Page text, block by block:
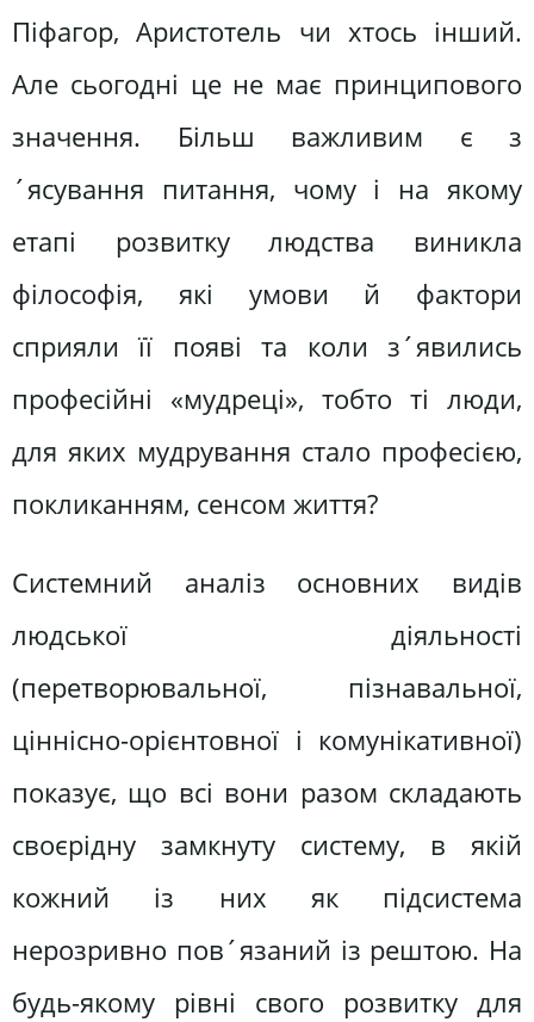
Піфагор, Аристотель чи хтось інший.
Але сьогодні це не має принципового
значення. Більш важливим є з
´ясування питання, чому і на якому
етапі розвитку людства виникла
філософія, які умови й фактори
сприяли її появі та коли з´явились
професійні «мудреці», тобто ті люди,
для яких мудрування стало професією,
покликанням, сенсом життя?
Системний аналіз основних видів
людської діяльності
(перетворювальної, пізнавальної,
ціннісно-орієнтовної і комунікативної)
показує, що всі вони разом складають
своєрідну замкнуту систему, в якій
кожний із них як підсистема
нерозривно пов´язаний із рештою. На
будь-якому рівні свого розвитку для